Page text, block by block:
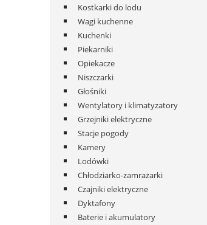
Kostkarki do lodu
Wagi kuchenne
Kuchenki
Piekarniki
Opiekacze
Niszczarki
Głośniki
Wentylatory i klimatyzatory
Grzejniki elektryczne
Stacje pogody
Kamery
Lodówki
Chłodziarko-zamrażarki
Czajniki elektryczne
Dyktafony
Baterie i akumulatory